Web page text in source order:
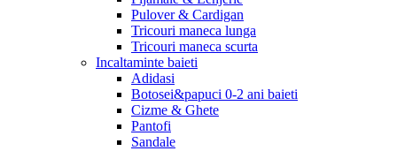
Pulover & Cardigan
Tricouri maneca lunga
Tricouri maneca scurta
Incaltaminte baieti
Adidasi
Botosei&papuci 0-2 ani baieti
Cizme & Ghete
Pantofi
Sandale